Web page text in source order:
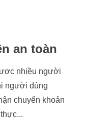
an toàn
nhiều người
người dùng
chuyển khoản